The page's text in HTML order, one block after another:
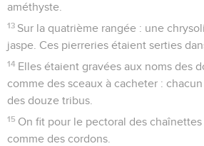
améthyste.
13 Sur la quatrième rangée : une
jaspe. Ces pierreries étaient serties
14 Elles étaient gravées aux noms des
comme des sceaux à cacheter :
des douze tribus.
15 On fit pour le pectoral des chaînettes
comme des cordons.